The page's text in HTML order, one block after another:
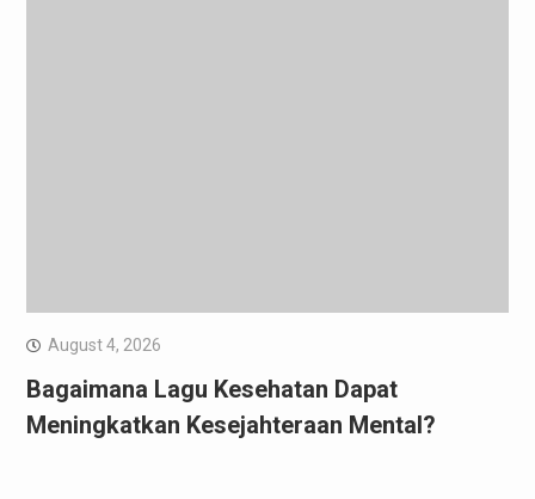
August 4, 2026
Bagaimana Lagu Kesehatan Dapat
Meningkatkan Kesejahteraan Mental?